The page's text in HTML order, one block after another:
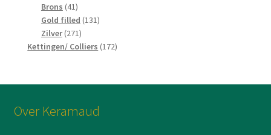
Brons 4141
producten
Gold filled 131131
Zilver 271271
producten
Kettingen/ Colliers 172172
Over Keramaud